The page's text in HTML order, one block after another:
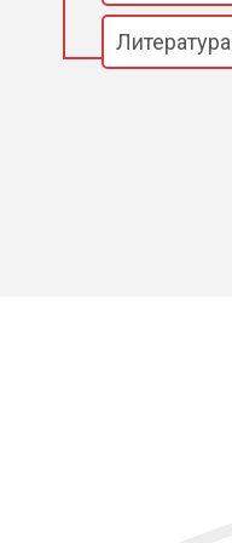
Литература